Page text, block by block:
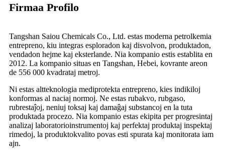
Firmaa Profilo
Tangshan Saiou Chemicals Co., Ltd. estas moderna petrolkemia
entrepreno, kiu integras esploradon kaj disvolvon, produktadon,
vendadon hejme kaj eksterlande. Nia kompanio estis establita en
2012. La kompanio situas en Tangshan, Hebei, kovrante areon
de 556 000 kvadrataj metroj.
Ni estas altteknologia mediprotekta entrepreno, kies indikiloj
konformas al naciaj normoj. Ne estas rubakvo, rubgaso,
rubrestaĵoj, neniuj toksaj kaj damaĝaj substancoj en la tuta
produktada procezo. Nia kompanio estas ekipita per progresintaj
analizaj laboratorioinstrumentoj kaj perfektaj produktaj inspektaj
rimedoj, la produktokvalito povas esti spurata kaj monitorata iam
ajn.